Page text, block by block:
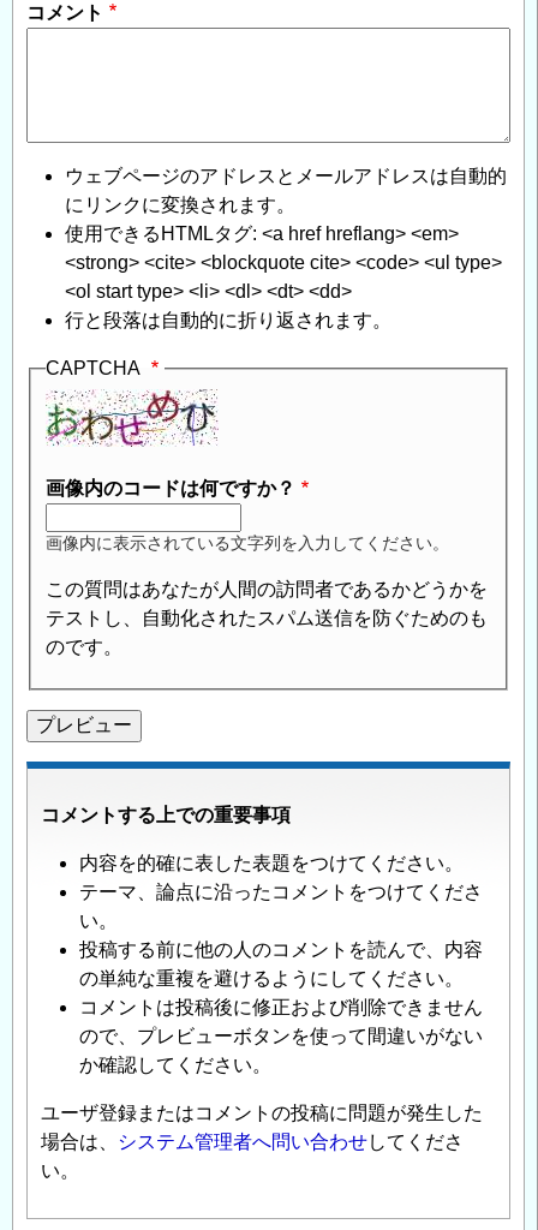
コメント
ウェブページのアドレスとメールアドレスは自動的
にリンクに変換されます。
使用できるHTMLタグ: <a href hreflang> <em>
<strong> <cite> <blockquote cite> <code> <ul type>
<ol start type> <li> <dl> <dt> <dd>
行と段落は自動的に折り返されます。
CAPTCHA
画像内のコードは何ですか？
画像内に表示されている文字列を入力してください。
この質問はあなたが人間の訪問者であるかどうかを
テストし、自動化されたスパム送信を防ぐためのも
のです。
コメントする上での重要事項
内容を的確に表した表題をつけてください。
テーマ、論点に沿ったコメントをつけてくださ
い。
投稿する前に他の人のコメントを読んで、内容
の単純な重複を避けるようにしてください。
コメントは投稿後に修正および削除できません
ので、プレビューボタンを使って間違いがない
か確認してください。
ユーザ登録またはコメントの投稿に問題が発生した
場合は、
システム管理者へ問い合わせしてくださ
い。